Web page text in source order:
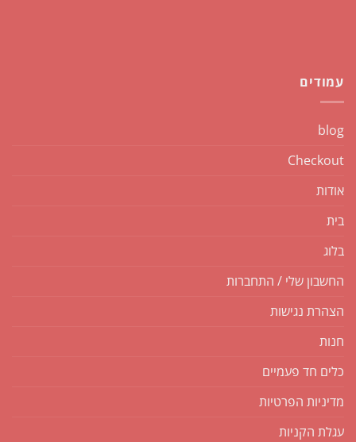
עמודים
blog
Checkout
אודות
בית
בלוג
החשבון שלי / התחברות
הצהרת נגישות
חנות
כלים חד פעמיים
מדיניות הפרטיות
עגלת הקניות